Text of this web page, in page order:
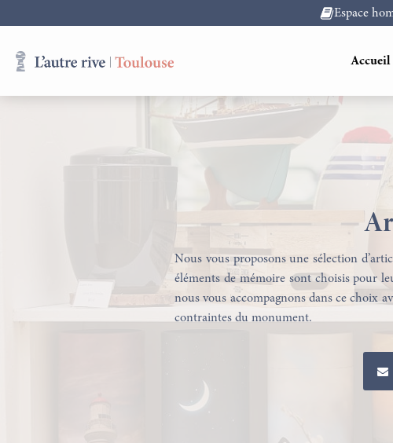
Espace
Accueil
Nous vous proposons une sélection
éléments de mémoire sont choisis pour
nous vous accompagnons dans ce choix
contraintes du monument.